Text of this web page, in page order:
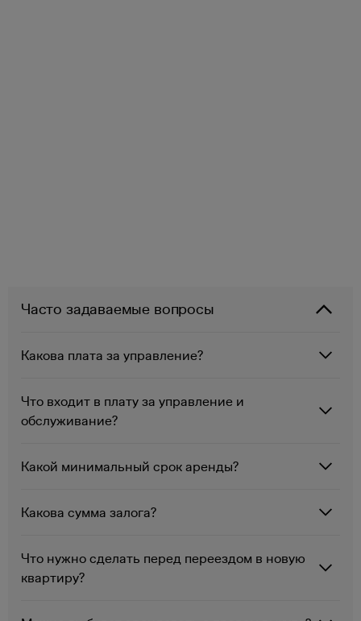
Часто задаваемые вопросы
Какова плата за управление?
Что входит в плату за управление и
обслуживание?
Какой минимальный срок аренды?
Какова сумма залога?
Что нужно сделать перед переездом в новую
квартиру?